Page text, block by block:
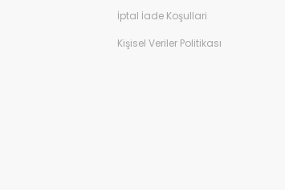
İptal İade Koşullari
Kişisel Veriler Politikası